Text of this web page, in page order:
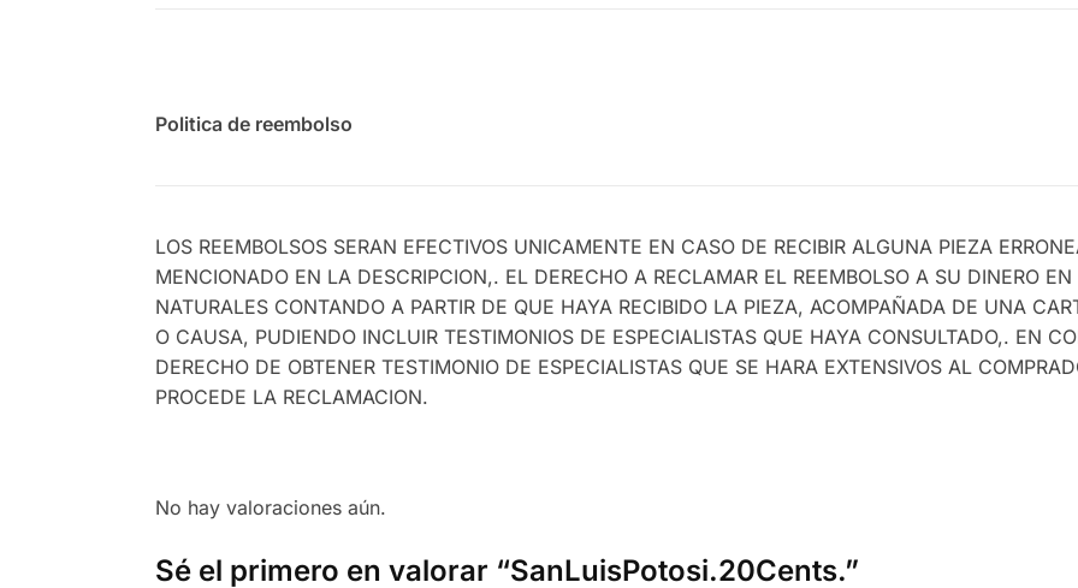
Politica de reembolso
LOS REEMBOLSOS SERAN EFECTIVOS UNICAMENTE EN CASO DE RECIBIR ALGUNA PIEZA
MENCIONADO EN LA DESCRIPCION,. EL DERECHO A RECLAMAR EL REEMBOLSO A SU DINERO
NATURALES CONTANDO A PARTIR DE QUE HAYA RECIBIDO LA PIEZA, ACOMPAÑADA DE UNA
O CAUSA, PUDIENDO INCLUIR TESTIMONIOS DE ESPECIALISTAS QUE HAYA CONSULTADO,. EN
DERECHO DE OBTENER TESTIMONIO DE ESPECIALISTAS QUE SE HARA EXTENSIVOS AL
PROCEDE LA RECLAMACION.
No hay valoraciones aún.
Sé el primero en valorar “SanLuisPotosi.20Cents.”